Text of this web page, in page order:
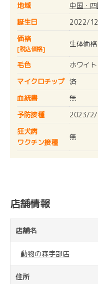
地域
中国・四
誕生日
2022/
価格
[税込価格]
生体価格
毛色
ホワイト
マイクロチップ 済
血統書
無
予防接種
2023/2/
狂犬病
ワクチン接種
無
店舗情報
店舗名
動物の森宇部店
住所